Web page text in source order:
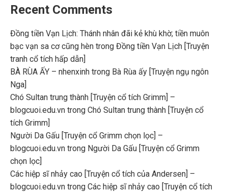
Recent Comments
Đồng tiền Vạn Lịch: Thánh nhân đãi kẻ khù khờ; tiền muôn
bạc vạn sa cơ cũng hèn trong Đồng tiền Vạn Lịch [Truyện
tranh cổ tích hấp dẫn]
BÀ RÙA ẤY – nhenxinh trong Bà Rùa ấy [Truyện ngụ ngôn
Nga]
Chó Sultan trung thành [Truyện cổ tích Grimm] –
blogcuoi.edu.vn trong Chó Sultan trung thành [Truyện cổ
tích Grimm]
Người Da Gấu [Truyện cổ Grimm chọn lọc] –
blogcuoi.edu.vn trong Người Da Gấu [Truyện cổ Grimm
chọn lọc]
Các hiệp sĩ nhảy cao [Truyện cổ tích của Andersen] –
blogcuoi.edu.vn trong Các hiệp sĩ nhảy cao [Truyện cổ tích